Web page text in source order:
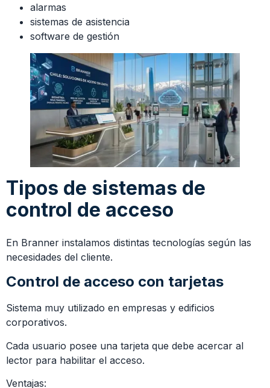
alarmas
sistemas de asistencia
software de gestión
Tipos de sistemas de
control de acceso
En Branner instalamos distintas tecnologías según las
necesidades del cliente.
Control de acceso con tarjetas
Sistema muy utilizado en empresas y edificios
corporativos.
Cada usuario posee una tarjeta que debe acercar al
lector para habilitar el acceso.
Ventajas: